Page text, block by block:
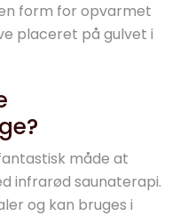
form for opvarmet
placeret på gulvet i
måde at
infrarød saunaterapi.
og kan bruges i